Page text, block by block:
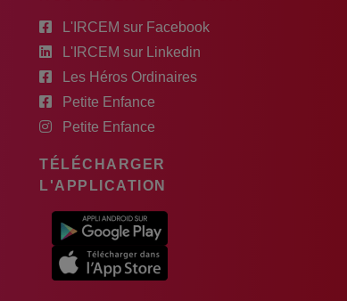
L'IRCEM sur Facebook
L'IRCEM sur Linkedin
Les Héros Ordinaires
Petite Enfance
Petite Enfance
TÉLÉCHARGER
L'APPLICATION